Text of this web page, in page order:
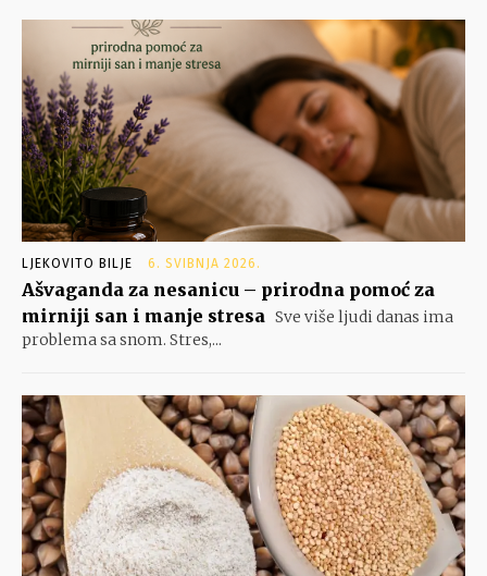
LJEKOVITO BILJE 6. SVIBNJA 2026.
Ašvaganda za nesanicu – prirodna pomoć za
mirniji san i manje stresa Sve više ljudi danas ima
problema sa snom. Stres,...